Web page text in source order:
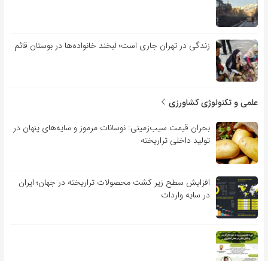
زندگی در تهران جاری است؛ لبخند خانواده‌ها در بوستان قائم
علمی و تکنولوژی کشاورزی
بحران قیمت سیب‌زمینی: نوسانات مرموز و سایه‌های پنهان در
تولید داخلی تراریخته
افزایش سطح زیر کشت محصولات تراریخته در جهان؛ ایران
در سایه واردات